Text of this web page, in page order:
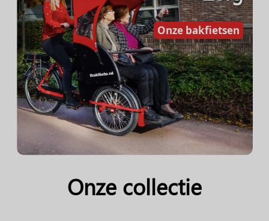
Onze bakfietsen
Onze collectie